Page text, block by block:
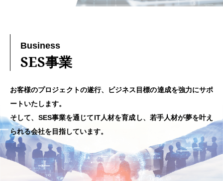
Business
SES事業
お客様のプロジェクトの遂行、ビジネス目標の達成を強力にサポ
ートいたします。
そして、SES事業を通じてIT人材を育成し、若手人材が夢を叶え
られる会社を目指しています。